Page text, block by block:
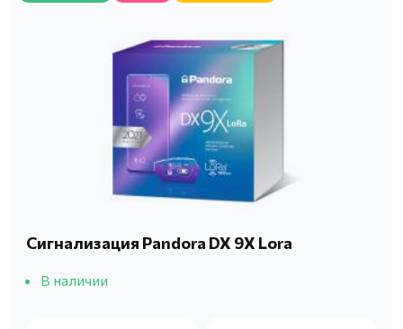
Сигнализация Pandora DX 9X Lora
В наличии